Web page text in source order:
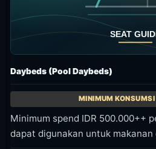
Daybeds (Pool Daybeds)
Minimum spend IDR 500.000++
dapat digunakan untuk makanan